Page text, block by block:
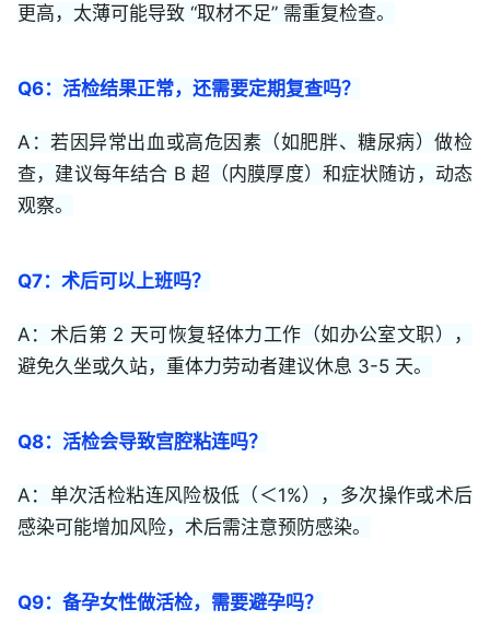
更高，太薄可能导致 “取材不足” 需重复检查。
Q6：活检结果正常，还需要定期复查吗？
A：若因异常出血或高危因素（如肥胖、糖尿病）做检
查，建议每年结合 B 超（内膜厚度）和症状随访，动态
观察。
Q7：术后可以上班吗？
A：术后第 2 天可恢复轻体力工作（如办公室文职），
避免久坐或久站，重体力劳动者建议休息 3-5 天。
Q8：活检会导致宫腔粘连吗？
A：单次活检粘连风险极低（＜1%），多次操作或术后
感染可能增加风险，术后需注意预防感染。
Q9：备孕女性做活检，需要避孕吗？